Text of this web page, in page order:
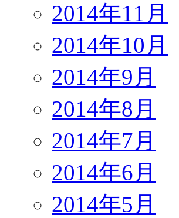
2014年11月
2014年10月
2014年9月
2014年8月
2014年7月
2014年6月
2014年5月